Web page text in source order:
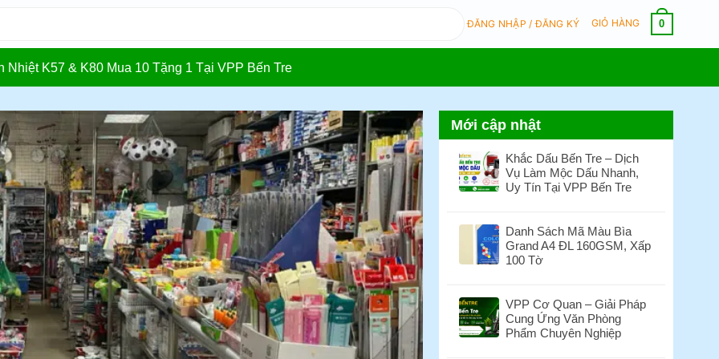
ĐĂNG NHẬP / ĐĂNG KÝ GIỎ HÀNG 0
Nhiệt K57 & K80 Mua 10 Tặng 1 Tại VPP Bến Tre
Mới cập nhật
Khắc Dấu Bến Tre – Dịch
Vụ Làm Mộc Dấu Nhanh,
Uy Tín Tại VPP Bến Tre
bình
luận
ở
Bến
Tre
–
Danh Sách Mã Màu Bìa
Grand A4 ĐL 160GSM, Xấp
100 Tờ
bình
luận
ở
VPP Cơ Quan – Giải Pháp
Cung Ứng Văn Phòng
Phẩm Chuyên Nghiệp